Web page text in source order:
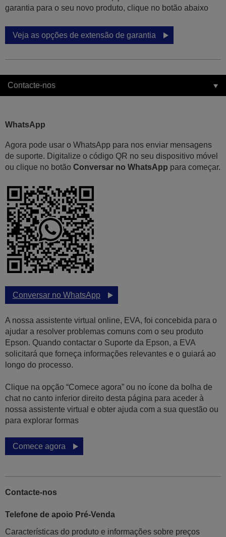
garantia para o seu novo produto, clique no botão abaixo
Veja as opções de extensão de garantia
Contacte-nos
WhatsApp
Agora pode usar o WhatsApp para nos enviar mensagens
de suporte. Digitalize o código QR no seu dispositivo móvel
ou clique no botão Conversar no WhatsApp para começar.
Conversar no WhatsApp
A nossa assistente virtual online, EVA, foi concebida para o
ajudar a resolver problemas comuns com o seu produto
Epson. Quando contactar o Suporte da Epson, a EVA
solicitará que forneça informações relevantes e o guiará ao
longo do processo.
Clique na opção “Comece agora” ou no ícone da bolha de
chat no canto inferior direito desta página para aceder à
nossa assistente virtual e obter ajuda com a sua questão ou
para explorar formas
Comece agora
Contacte-nos
Telefone de apoio Pré-Venda
Características do produto e informações sobre preços